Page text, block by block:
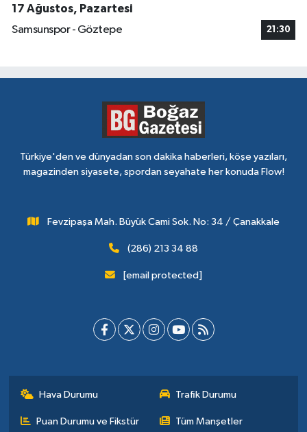
17 Ağustos, Pazartesi
Samsunspor - Göztepe
21:30
Türkiye'den ve dünyadan son dakika haberleri, köşe yazıları,
magazinden siyasete, spordan seyahate her konuda Flow!
Fevzipaşa Mah. Büyük Cami Sok. No: 34 / Çanakkale
(286) 213 34 88
[email protected]
Hava Durumu Trafik Durumu
Puan Durumu ve Fikstür Tüm Manşetler